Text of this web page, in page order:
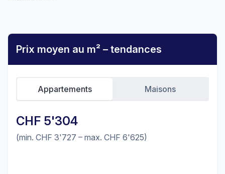
Prix moyen au m² – tendances
CHF 5'304
(min. CHF 3'727 – max. CHF 6'625)
Appartements Maisons